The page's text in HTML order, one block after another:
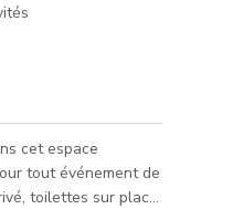
cet espace
tout événement de
toilettes sur place